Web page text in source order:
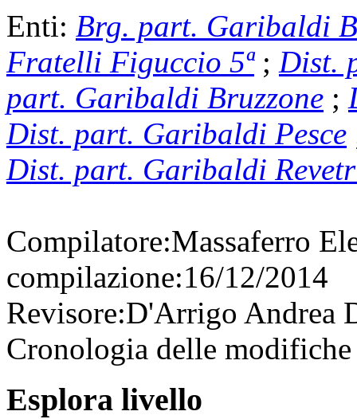
Enti: Brg. part. Garibaldi
Fratelli Figuccio 5ª; Dist.
part. Garibaldi Bruzzone ;
Dist. part. Garibaldi Pesce
Dist. part. Garibaldi
Compilatore:Massaferro
compilazione:16/12/2014
Revisore:D'Arrigo Andrea
Cronologia delle
Esplora livello